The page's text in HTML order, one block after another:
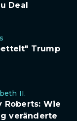
Deal
Trump
II.
Roberts: Wie
veränderte